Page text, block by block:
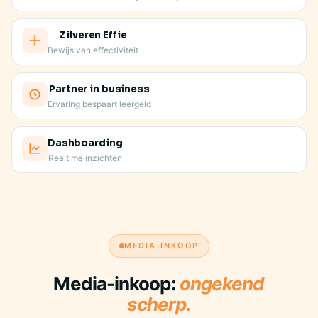
Zilveren Effie
Bewijs van effectiviteit
Partner in business
Ervaring bespaart leergeld
Dashboarding
Realtime inzichten
JE VASTE AANSPREEKPUNT KENT JE MERK
MEDIA-INKOOP
Media-inkoop: ongekend
scherp.